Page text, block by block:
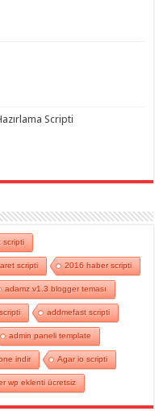
Scripti
scripti
scripti 2016 haber scripti
adamz v1.3 blogger teması
addmefast scripti
admin paneli template
indir Agar io scripti
wp eklenti ücretsiz